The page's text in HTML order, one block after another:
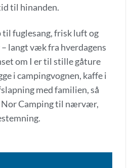
til hinanden.
til fuglesang, frisk luft og
langt væk fra hverdagens
om I er til stille gåture
i campingvognen, kaffe i
med familien, så
Camping til nærvær,